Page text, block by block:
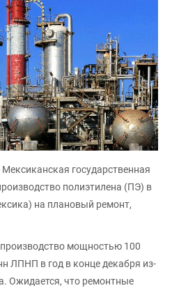
Мексиканская государственная
полиэтилена (ПЭ) в
на плановый ремонт,
мощностью 100
ЛПНП в год в конце декабря из-
Ожидается, что ремонтные